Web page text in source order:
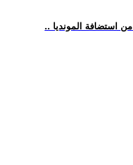
استضافة المونديا